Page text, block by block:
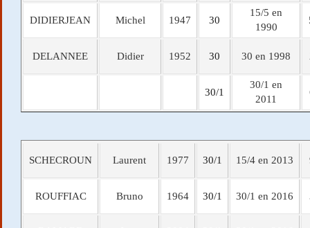
DIDIERJEAN Michel 1947 30
15/5 en
1990
DELANNEE Didier 1952 30 30 en 1998
30/1
30/1 en
2011
SCHECROUN Laurent 1977 30/1 15/4 en 2013
ROUFFIAC Bruno 1964 30/1 30/1 en 2016